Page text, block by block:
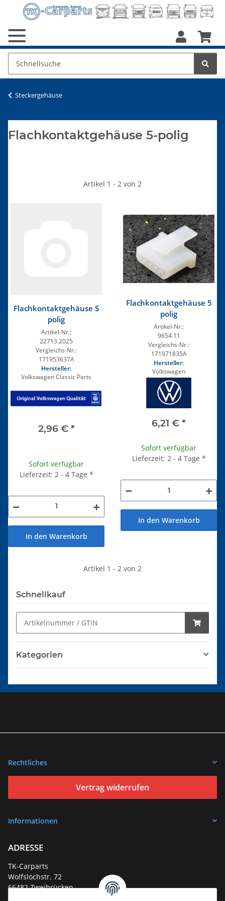
Steckergehäuse
Flachkontaktgehäuse 5-polig
Artikel 1 - 2 von 2
Flachkontaktgehäuse 5
polig
Artikel-Nr.:
22713.2025
Vergleichs-Nr.:
171953637A
Hersteller:
Volkswagen Classic Parts
2,96 € *
Sofort verfügbar
Lieferzeit: 2 - 4 Tage *
In den Warenkorb
Flachkontaktgehäuse 5
polig
Artikel-Nr.:
9654.11
Vergleichs-Nr.:
171971835A
Hersteller:
Volkswagen
6,21 € *
Sofort verfügbar
Lieferzeit: 2 - 4 Tage *
In den Warenkorb
Artikel 1 - 2 von 2
Schnellkauf
Kategorien
Rechtliches
Vertrag widerrufen
Informationen
ADRESSE
TK-Carparts
Wolfslochstr. 72
66482 Zweibrücken